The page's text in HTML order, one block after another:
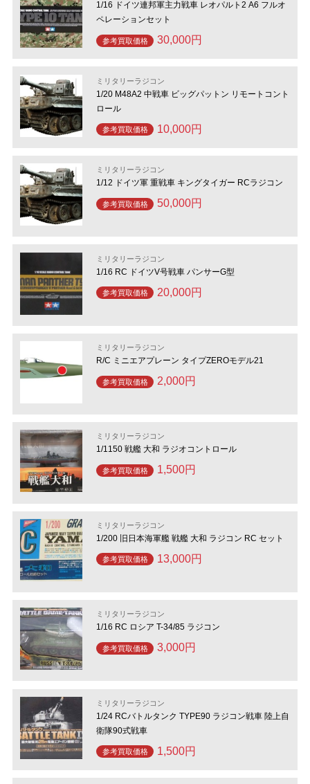
1/16 ドイツ連邦軍主力戦車 レオパルト2 A6 フルオ
ペレーションセット
参考買取価格 30,000円
ミリタリーラジコン
1/20 M48A2 中戦車 ビッグパットン リモートコント
ロール
参考買取価格 10,000円
ミリタリーラジコン
1/12 ドイツ軍 重戦車 キングタイガー RCラジコン
参考買取価格 50,000円
ミリタリーラジコン
1/16 RC ドイツV号戦車 パンサーG型
参考買取価格 20,000円
ミリタリーラジコン
R/C ミニエアプレーン タイプZEROモデル21
参考買取価格 2,000円
ミリタリーラジコン
1/1150 戦艦 大和 ラジオコントロール
参考買取価格 1,500円
ミリタリーラジコン
1/200 旧日本海軍艦 戦艦 大和 ラジコン RC セット
参考買取価格 13,000円
ミリタリーラジコン
1/16 RC ロシア T-34/85 ラジコン
参考買取価格 3,000円
ミリタリーラジコン
1/24 RCバトルタンク TYPE90 ラジコン戦車 陸上自
衛隊90式戦車
参考買取価格 1,500円